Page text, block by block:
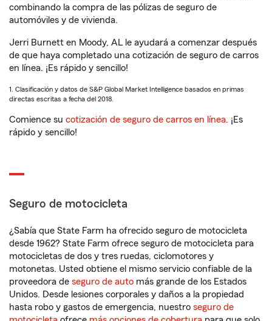
combinando la compra de las pólizas de seguro de
automóviles y de vivienda.
Jerri Burnett en Moody, AL le ayudará a comenzar después
de que haya completado una cotización de seguro de carros
en línea. ¡Es rápido y sencillo!
1. Clasificación y datos de S&P Global Market Intelligence basados en primas
directas escritas a fecha del 2018.
Comience su cotización de seguro de carros en línea. ¡Es
rápido y sencillo!
Seguro de motocicleta
¿Sabía que State Farm ha ofrecido seguro de motocicleta
desde 1962? State Farm ofrece seguro de motocicleta para
motocicletas de dos y tres ruedas, ciclomotores y
motonetas. Usted obtiene el mismo servicio confiable de la
proveedora de seguro de auto más grande de los Estados
Unidos. Desde lesiones corporales y daños a la propiedad
hasta robo y gastos de emergencia, nuestro seguro de